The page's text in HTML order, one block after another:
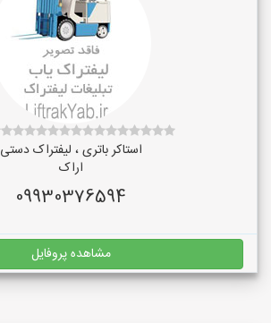
استاکر باتری ، لیفتراک دستی
اراک
09930376594
مشاهده پروفایل